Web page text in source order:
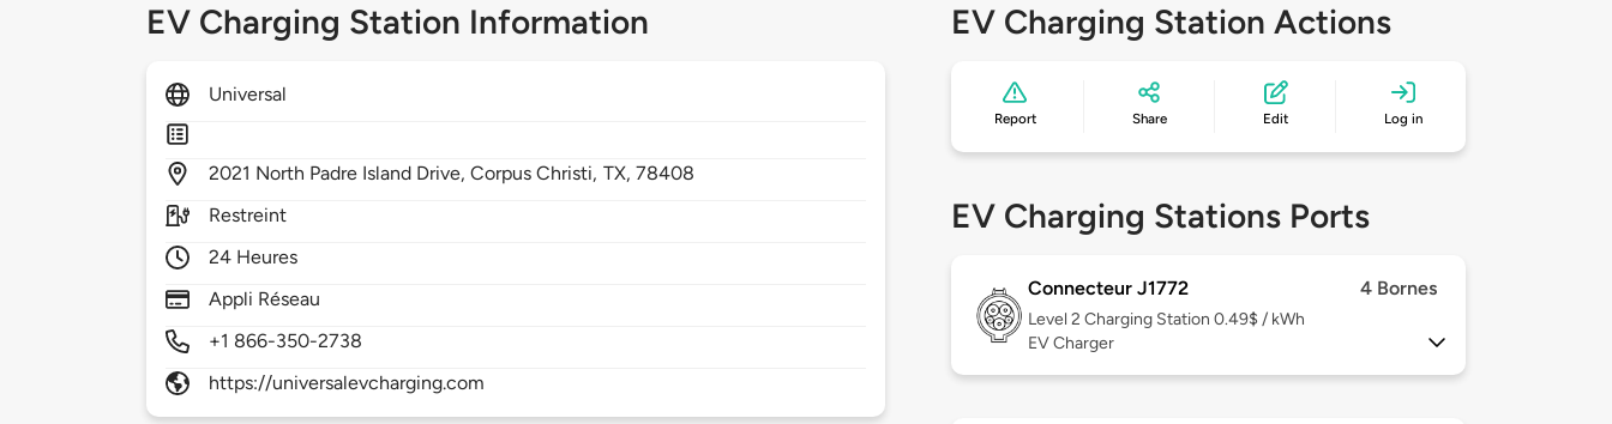
EV Charging Station Information
Universal
2021 North Padre Island Drive,Corpus Christi, TX, 78408
Restreint
24 Heures
Appli Réseau
+1 866-350-2738
https://universalevcharging.com
EV Charging Station Actions
Report Share Edit Log in
EV Charging Stations Ports
Connecteur J1772 4 Bornes
Level 2 Charging Station 0.49$ / kWh
EV Charger